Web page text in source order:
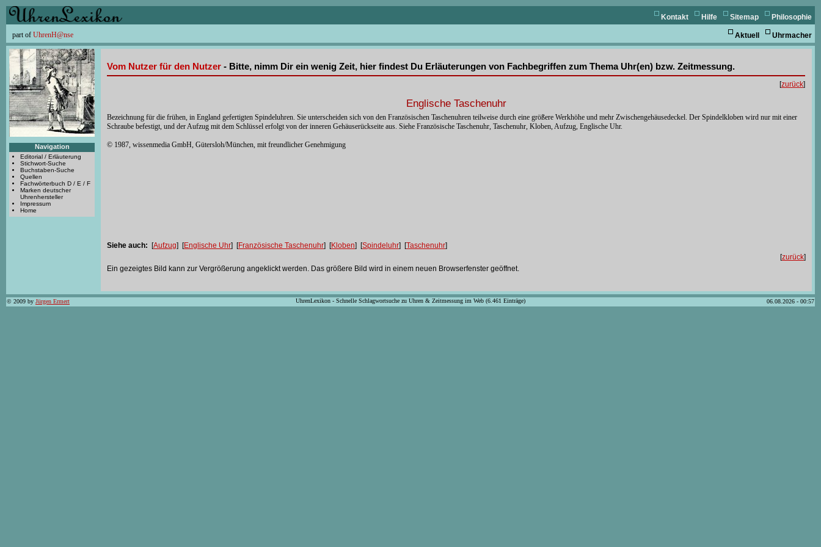
Philosophie
Sitemap
Hilfe
Kontakt
part of UhrenH@nse Uhrmacher
Aktuell
Navigation
Editorial / Erläuterung
Stichwort-Suche
Buchstaben-Suche
Quellen
Fachwörterbuch D / E / F
Marken deutscher
Uhrenhersteller
Impressum
Home
Vom Nutzer für den Nutzer - Bitte, nimm Dir ein wenig Zeit, hier findest Du Erläuterungen von Fachbegriffen zum Thema Uhr(en) bzw. Zeitmessung.
[zurück]
Englische Taschenuhr
Bezeichnung für die frühen, in England gefertigten Spindeluhren. Sie unterscheiden sich von den Französischen Taschenuhren teilweise durch eine größere Werkhöhe und mehr Zwischengehäusedeckel. Der Spindelkloben wird nur mit einer
Schraube befestigt, und der Aufzug mit dem Schlüssel erfolgt von der inneren Gehäuserückseite aus. Siehe Französische Taschenuhr, Taschenuhr, Kloben, Aufzug, Englische Uhr.
© 1987, wissenmedia GmbH, Gütersloh/München, mit freundlicher Genehmigung
Siehe auch: [Aufzug] [Englische Uhr] [Französische Taschenuhr] [Kloben] [Spindeluhr] [Taschenuhr]
[zurück]
Ein gezeigtes Bild kann zur Vergrößerung angeklickt werden. Das größere Bild wird in einem neuen Browserfenster geöffnet.
© 2009 by Jürgen Ermert 06.08.2026 - 00:57
UhrenLexikon - Schnelle Schlagwortsuche zu Uhren & Zeitmessung im Web (6.461 Einträge)